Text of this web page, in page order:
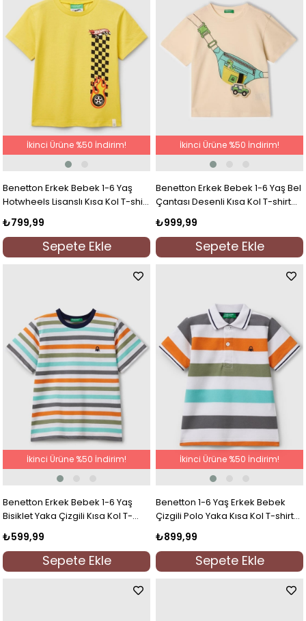
Benetton Erkek Bebek 1-6 Yaş
Hotwheels Lisanslı Kısa Kol T-shirt
Sarı
₺799,99
Sepete Ekle
İkinci Ürüne %50 İndirim!
Benetton Erkek Bebek 1-6 Yaş Bel
Çantası Desenli Kısa Kol T-shirt
Krem
₺999,99
Sepete Ekle
İkinci Ürüne %50 İndirim!
Benetton Erkek Bebek 1-6 Yaş
Bisiklet Yaka Çizgili Kısa Kol T-
₺599,99
Sepete Ekle
İkinci Ürüne %50 İndirim!
Benetton 1-6 Yaş Erkek Bebek
Çizgili Polo Yaka Kısa Kol T-shirt
₺899,99
Sepete Ekle
İkinci Ürüne %50 İndirim!